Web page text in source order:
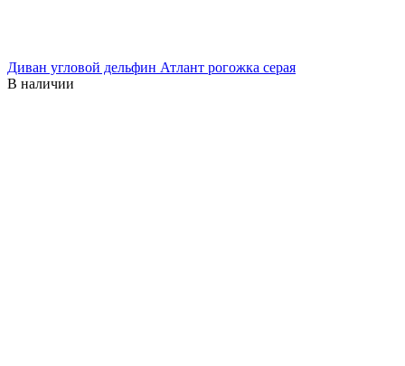
Диван угловой дельфин Атлант рогожка серая
В наличии